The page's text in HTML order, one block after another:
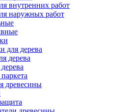
внутренних работ
наружных работ
для дерева
дерева
древесины